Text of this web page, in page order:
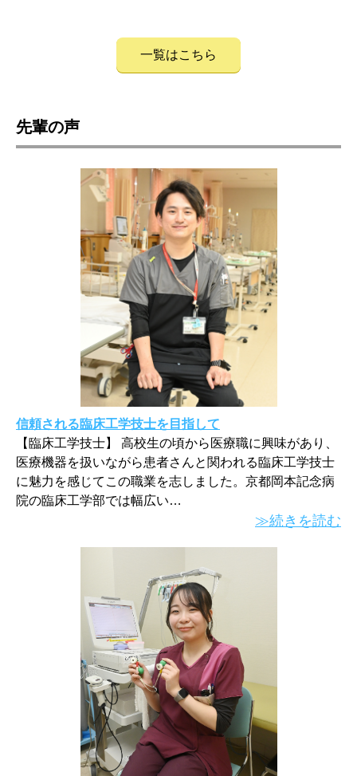
一覧はこちら
先輩の声
信頼される臨床工学技士を目指して
【臨床工学技士】 高校生の頃から医療職に興味があり、
医療機器を扱いながら患者さんと関われる臨床工学技士
に魅力を感じてこの職業を志しました。京都岡本記念病
院の臨床工学部では幅広い…
≫続きを読む